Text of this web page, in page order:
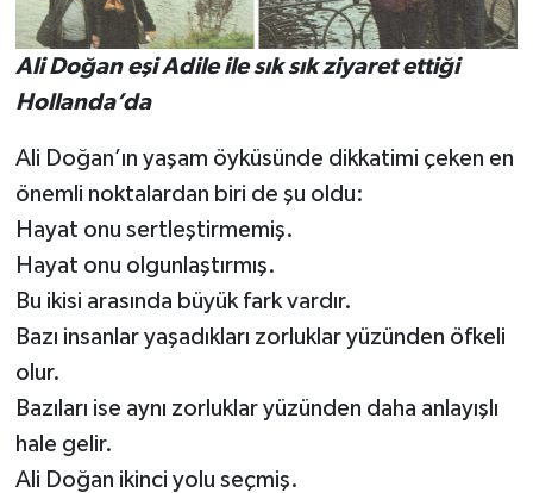
Ali Doğan eşi Adile ile sık sık ziyaret ettiği
Hollanda’da
Ali Doğan’ın yaşam öyküsünde dikkatimi çeken en
önemli noktalardan biri de şu oldu:
Hayat onu sertleştirmemiş.
Hayat onu olgunlaştırmış.
Bu ikisi arasında büyük fark vardır.
Bazı insanlar yaşadıkları zorluklar yüzünden öfkeli
olur.
Bazıları ise aynı zorluklar yüzünden daha anlayışlı
hale gelir.
Ali Doğan ikinci yolu seçmiş.